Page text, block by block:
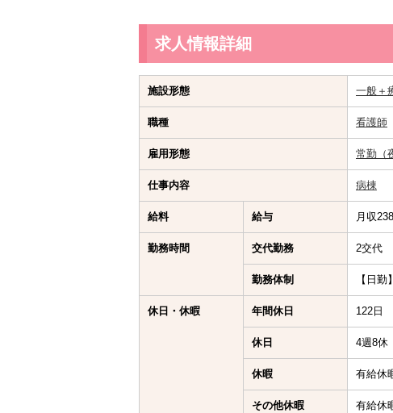
求人情報詳細
施設形態 一般＋
職種 看護師
雇用形態 常勤（
仕事内容 病棟
給料 給与 月収
勤務時間 交代勤務 2交代
勤務体制 【日
休日・休暇 年間休日 122日
休日 4週8休
休暇 有給休
その他休暇 有給休